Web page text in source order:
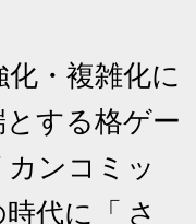
・複雑化に
する格ゲー
ンコミッ
代に「 さ